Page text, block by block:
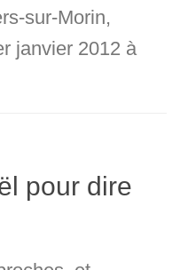
sur-Morin,
janvier 2012 à
pour dire